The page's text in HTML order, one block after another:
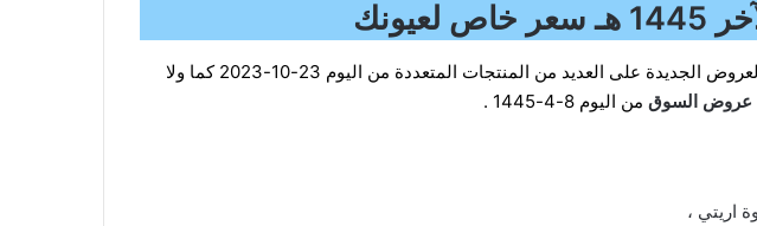
عروض ايدي اليوم 23 أكتوبر 2023 الموافق 8 ربيع الآخر 1445 هـ سعر خاص لعيونك، نقدم لكم العروض الجديدة على العديد من المنتجات المتعددة من اليوم 23-10-2023 كما ولا
عروض السوق من اليوم 8-4-1445 .